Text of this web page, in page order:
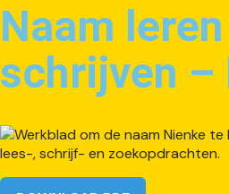
Naam leren
schrijven –